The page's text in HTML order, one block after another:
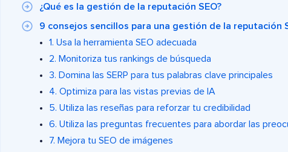
¿Qué es la gestión de la reputación SEO?
9 consejos sencillos para una gestión de la reputación
1. Usa la herramienta SEO adecuada
2. Monitoriza tus rankings de búsqueda
3. Domina las SERP para tus palabras clave principales
4. Optimiza para las vistas previas de IA
5. Utiliza las reseñas para reforzar tu credibilidad
6. Utiliza las preguntas frecuentes para abordar las
7. Mejora tu SEO de imágenes